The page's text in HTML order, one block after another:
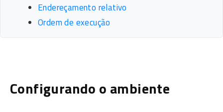
Endereçamento relativo
Ordem de execução
Configurando o ambiente